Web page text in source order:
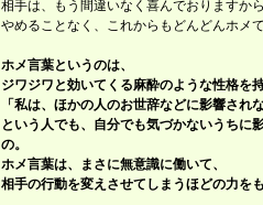
相手は、もう間違いなく喜んでおりますか
やめることなく、これからもどんどんホメ
ホメ言葉というのは、
ジワジワと効いてくる麻酔のような性格を
「私は、ほかの人のお世辞などに影響され
という人でも、自分でも気づかないうちに
の。
ホメ言葉は、まさに無意識に働いて、
相手の行動を変えさせてしまうほどの力を